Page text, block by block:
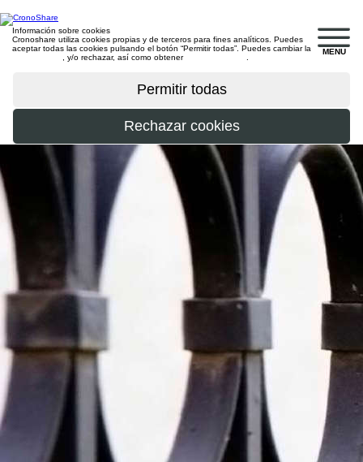
MENU
Información sobre cookies
Cronoshare utiliza cookies propias y de terceros para fines analíticos. Puedes
aceptar todas las cookies pulsando el botón “Permitir todas”. Puedes cambiar la
, y/o rechazar, así como obtener